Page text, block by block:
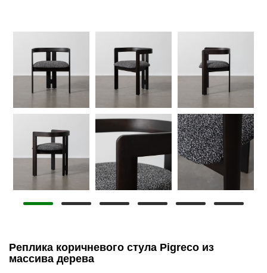
Реплика коричневого стула Pigreco из
массива дерева